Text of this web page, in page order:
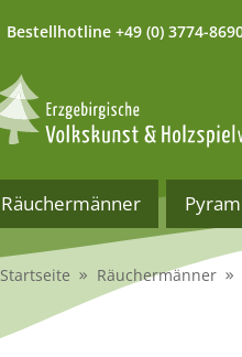
Bestellhotline +49 (0) 3774-
Räuchermänner
Startseite Räuchermänner